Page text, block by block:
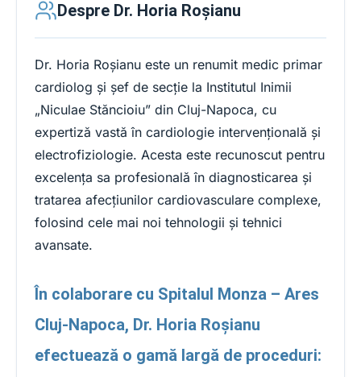
Despre Dr. Horia Roșianu
Dr. Horia Roșianu este un renumit medic primar
cardiolog și șef de secție la Institutul Inimii
„Niculae Stăncioiu” din Cluj-Napoca, cu
expertiză vastă în cardiologie intervențională și
electrofiziologie. Acesta este recunoscut pentru
excelența sa profesională în diagnosticarea și
tratarea afecțiunilor cardiovasculare complexe,
folosind cele mai noi tehnologii și tehnici
avansate.
În colaborare cu Spitalul Monza – Ares
Cluj-Napoca, Dr. Horia Roșianu
efectuează o gamă largă de proceduri: